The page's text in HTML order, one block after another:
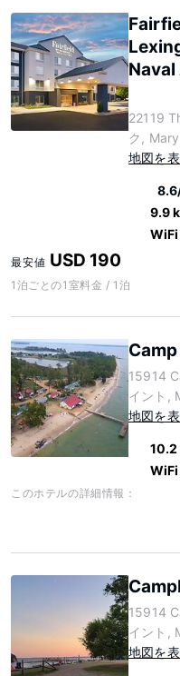
22119
ク,
地図を
9.9
WiFi
最安値 USD 190
1泊ごとの1室料金 / 1泊
15914
イント,
地図を
10.2
WiFi
このホテルの詳細情報：
15914
イント,
地図を